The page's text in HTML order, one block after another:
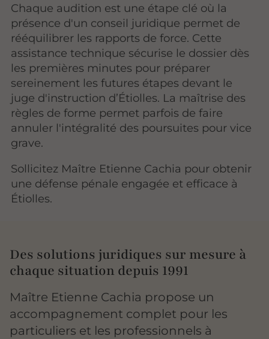
Chaque audition est une étape clé où la
présence d'un conseil juridique permet de
rééquilibrer les rapports de force. Cette
assistance technique sécurise le dossier dès
les premières minutes pour préparer
sereinement les futures étapes devant le
juge d'instruction d’Étiolles. La maîtrise des
règles de forme permet parfois de faire
annuler l'intégralité des poursuites pour vice
grave.
Sollicitez Maître Etienne Cachia pour obtenir
une défense pénale engagée et efficace à
Étiolles.
Des solutions juridiques sur mesure à
chaque situation depuis 1991
Maître Etienne Cachia propose un
accompagnement complet pour les
particuliers et les professionnels à